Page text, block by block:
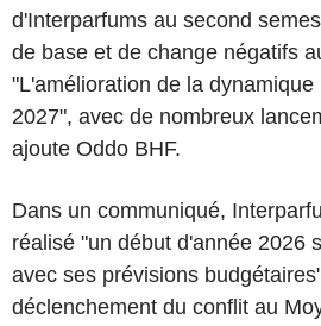
d'Interparfums au second
de base et de change négatifs
"L'amélioration de la
2027", avec de nombreux
ajoute Oddo BHF.
Dans un communiqué,
réalisé "un début d'année 2026
avec ses prévisions
déclenchement du conflit au